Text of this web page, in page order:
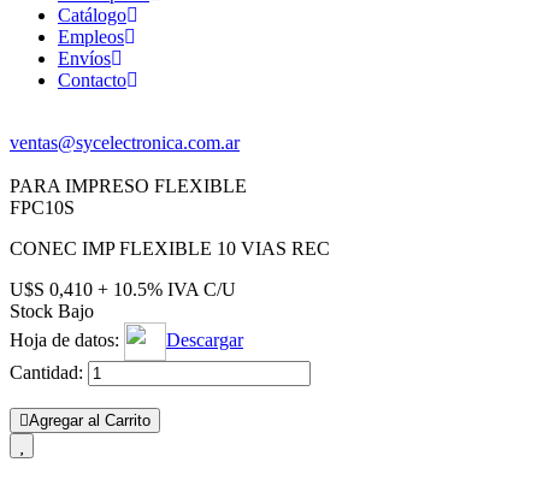
Catálogo
Empleos
Envíos
Contacto
ventas@sycelectronica.com.ar
PARA IMPRESO FLEXIBLE
FPC10S
CONEC IMP FLEXIBLE 10 VIAS REC
U$S 0,410 + 10.5% IVA C/U
Stock Bajo
Hoja de datos:
Descargar
Cantidad:
Agregar al Carrito